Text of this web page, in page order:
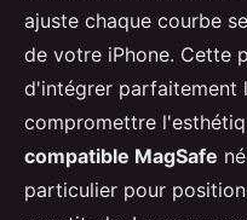
ajuste chaque courbe
de votre iPhone. Cette
d'intégrer parfaitement
compromettre
compatible MagSafe
particulier pour